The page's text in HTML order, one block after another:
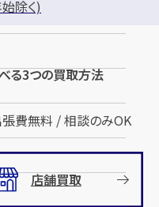
除く)
る3つの買取方法
張費無料 / 相談のみOK
店舗買取